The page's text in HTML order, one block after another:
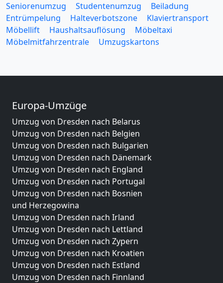
Seniorenumzug
Studentenumzug
Beiladung
Entrümpelung
Halteverbotszone
Klaviertransport
Möbellift
Haushaltsauflösung
Möbeltaxi
Möbelmitfahrzentrale
Umzugskartons
Europa-Umzüge
Umzug von Dresden nach Belarus
Umzug von Dresden nach Belgien
Umzug von Dresden nach Bulgarien
Umzug von Dresden nach Dänemark
Umzug von Dresden nach England
Umzug von Dresden nach Portugal
Umzug von Dresden nach Bosnien
und Herzegowina
Umzug von Dresden nach Irland
Umzug von Dresden nach Lettland
Umzug von Dresden nach Zypern
Umzug von Dresden nach Kroatien
Umzug von Dresden nach Estland
Umzug von Dresden nach Finnland